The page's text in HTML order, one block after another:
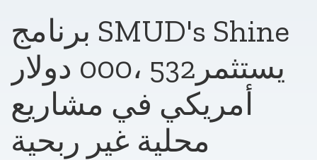
برنامج SMUD's Shine
يستثمر532 ،000 دولار
أمريكي في مشاريع
محلية غير ربحية